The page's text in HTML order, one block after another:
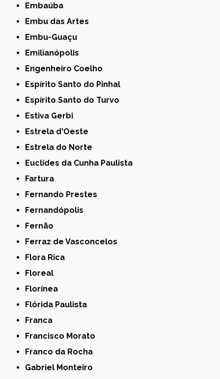
Embaúba
Embu das Artes
Embu-Guaçu
Emilianópolis
Engenheiro Coelho
Espírito Santo do Pinhal
Espírito Santo do Turvo
Estiva Gerbi
Estrela d'Oeste
Estrela do Norte
Euclides da Cunha Paulista
Fartura
Fernando Prestes
Fernandópolis
Fernão
Ferraz de Vasconcelos
Flora Rica
Floreal
Florínea
Flórida Paulista
Franca
Francisco Morato
Franco da Rocha
Gabriel Monteiro